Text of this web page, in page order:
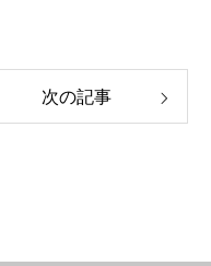
次の記事